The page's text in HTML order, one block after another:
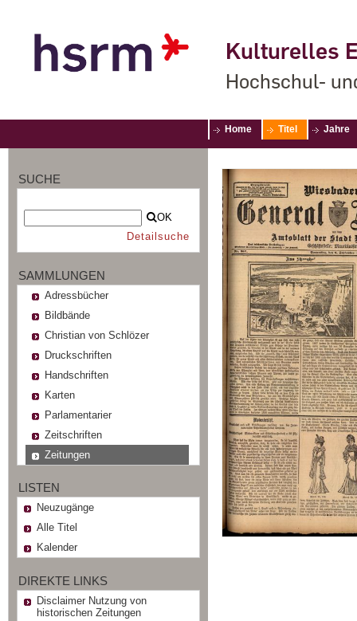
Kulturelles
Hochschul-
Home Titel Jahre
SUCHE
OK
Detailsuche
SAMMLUNGEN
Adressbücher
Bildbände
Christian von Schlözer
Druckschriften
Handschriften
Karten
Parlamentarier
Zeitschriften
Zeitungen
LISTEN
Neuzugänge
Alle Titel
Kalender
DIREKTE LINKS
Disclaimer Nutzung von
historischen Zeitungen